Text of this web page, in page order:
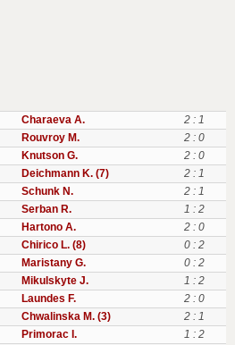
Charaeva A.
2 : 1
Rouvroy M.
2 : 0
Knutson G.
2 : 0
Deichmann K. (7)
2 : 1
Schunk N.
2 : 1
Serban R.
1 : 2
Hartono A.
2 : 0
Chirico L. (8)
0 : 2
Maristany G.
0 : 2
Mikulskyte J.
1 : 2
Laundes F.
2 : 0
Chwalinska M. (3)
2 : 1
Primorac I. 1 : 2